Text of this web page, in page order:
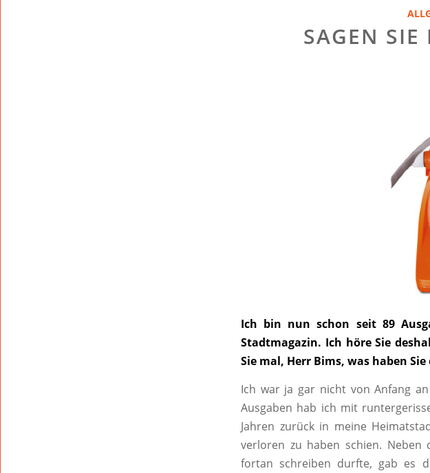
SAGEN
Ich bin nun schon seit 89
Stadtmagazin. Ich höre Sie
Sie mal, Herr Bims, was haben
Ich war ja gar nicht von Anfang
Ausgaben hab ich mit
Jahren zurück in meine
verloren zu haben schien.
fortan schreiben durfte, gab es